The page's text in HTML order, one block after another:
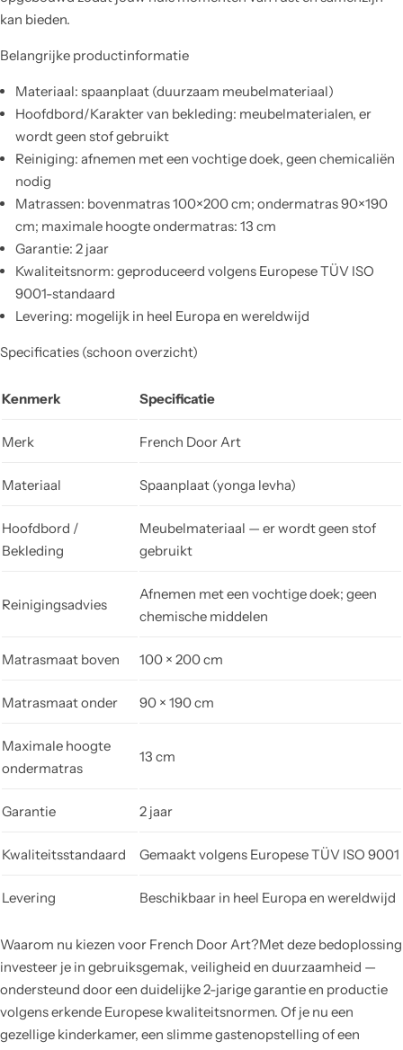
kan bieden.
Belangrijke productinformatie
Materiaal: spaanplaat (duurzaam meubelmateriaal)
Hoofdbord/Karakter van bekleding: meubelmaterialen, er
wordt geen stof gebruikt
Reiniging: afnemen met een vochtige doek, geen chemicaliën
nodig
Matrassen: bovenmatras 100×200 cm; ondermatras 90×190
cm; maximale hoogte ondermatras: 13 cm
Garantie: 2 jaar
Kwaliteitsnorm: geproduceerd volgens Europese TÜV ISO
9001-standaard
Levering: mogelijk in heel Europa en wereldwijd
Specificaties (schoon overzicht)
Kenmerk Specificatie
Merk French Door Art
Materiaal Spaanplaat (yonga levha)
Hoofdbord /
Bekleding
Meubelmateriaal — er wordt geen stof
gebruikt
Reinigingsadvies
Afnemen met een vochtige doek; geen
chemische middelen
Matrasmaat boven 100 × 200 cm
Matrasmaat onder 90 × 190 cm
Maximale hoogte
ondermatras
13 cm
Garantie 2 jaar
Kwaliteitsstandaard Gemaakt volgens Europese TÜV ISO 9001
Levering Beschikbaar in heel Europa en wereldwijd
Waarom nu kiezen voor French Door Art?Met deze bedoplossing
investeer je in gebruiksgemak, veiligheid en duurzaamheid —
ondersteund door een duidelijke 2-jarige garantie en productie
volgens erkende Europese kwaliteitsnormen. Of je nu een
gezellige kinderkamer, een slimme gastenopstelling of een